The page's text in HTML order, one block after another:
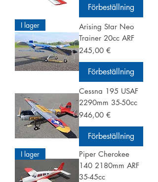
Förbeställning
I lager
Arising Star Neo
Trainer 20cc ARF
Pris
245,00 €
Förbeställning
Cessna 195 USAF
2290mm 35-50cc
Pris
946,00 €
Förbeställning
I lager
Piper Cherokee
140 2180mm ARF
35-45cc